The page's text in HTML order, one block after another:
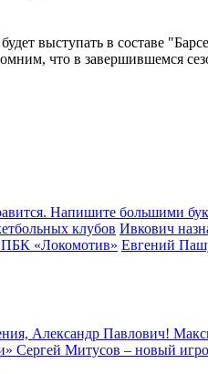
выступать в составе
что в завершившемся
Напишите большими
клубов Ивкович
ПБК «Локомотив» Евгений
Александр Павлович!
Сергей Митусов – новый